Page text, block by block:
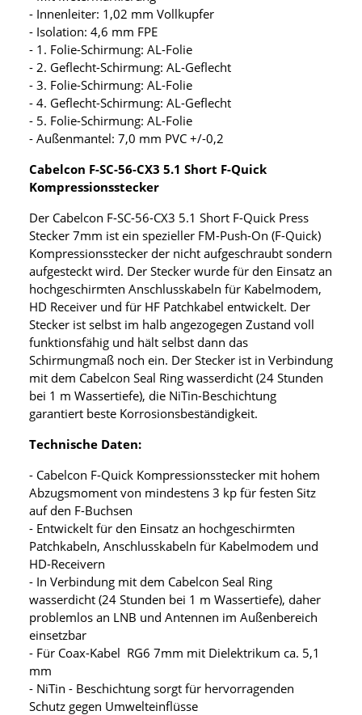
- Innenleiter: 1,02 mm Vollkupfer
- Isolation: 4,6 mm FPE
- 1. Folie-Schirmung: AL-Folie
- 2. Geflecht-Schirmung: AL-Geflecht
- 3. Folie-Schirmung: AL-Folie
- 4. Geflecht-Schirmung: AL-Geflecht
- 5. Folie-Schirmung: AL-Folie
- Außenmantel: 7,0 mm PVC +/-0,2
Cabelcon F-SC-56-CX3 5.1 Short F-Quick
Kompressionsstecker
Der Cabelcon F-SC-56-CX3 5.1 Short F-Quick Press
Stecker 7mm ist ein spezieller FM-Push-On (F-Quick)
Kompressionsstecker der nicht aufgeschraubt sondern
aufgesteckt wird. Der Stecker wurde für den Einsatz an
hochgeschirmten Anschlusskabeln für Kabelmodem,
HD Receiver und für HF Patchkabel entwickelt. Der
Stecker ist selbst im halb angezogegen Zustand voll
funktionsfähig und hält selbst dann das
Schirmungmaß noch ein. Der Stecker ist in Verbindung
mit dem Cabelcon Seal Ring wasserdicht (24 Stunden
bei 1 m Wassertiefe), die NiTin-Beschichtung
garantiert beste Korrosionsbeständigkeit.
Technische Daten:
- Cabelcon F-Quick Kompressionsstecker mit hohem
Abzugsmoment von mindestens 3 kp für festen Sitz
auf den F-Buchsen
- Entwickelt für den Einsatz an hochgeschirmten
Patchkabeln, Anschlusskabeln für Kabelmodem und
HD-Receivern
- In Verbindung mit dem Cabelcon Seal Ring
wasserdicht (24 Stunden bei 1 m Wassertiefe), daher
problemlos an LNB und Antennen im Außenbereich
einsetzbar
- Für Coax-Kabel RG6 7mm mit Dielektrikum ca. 5,1
mm
- NiTin - Beschichtung sorgt für hervorragenden
Schutz gegen Umwelteinflüsse